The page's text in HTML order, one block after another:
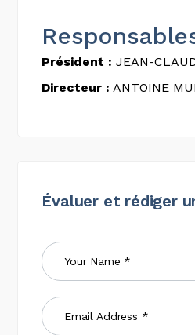
Président : JEAN-
Directeur : ANTOINE
Évaluer et rédiger